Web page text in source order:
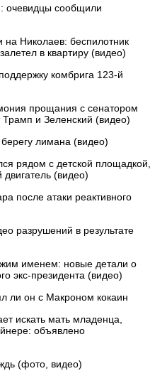
очевидцы сообщили
Николаев: беспилотник
в квартиру (видео)
комбрига 123-й
прощания с сенатором
и Зеленский (видео)
лимана (видео)
рядом с детской площадкой,
двигатель (видео)
после атаки реактивного
разрушений в результате
именем: новые детали о
экс-президента (видео)
ли он с Макроном кокаин
искать мать младенца,
объявлено
(фото, видео)